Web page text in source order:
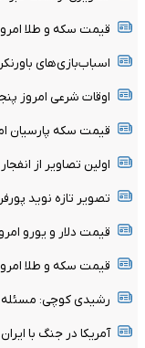
قیمت سکه و طلا امروز پنجشنبه ۱۵
اسباب‌بازی‌های
اوقات شرعی امروز پنجشنبه ۱۵
قیمت سکه پارسیان امروز
اولین تصاویر از
تصویر تازه نوید
قیمت دلار و یورو امروز چهارشنبه
قیمت سکه و طلا امروز چهارشنبه
رشیدی کوچی:
آمریکا در جنگ با